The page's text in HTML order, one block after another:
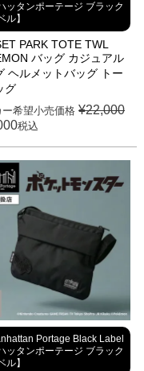
ッタンポーテージ ブラック
ル】
PARK TOTE TWL
バッグ カジュアル
ヘルメットバッグ トー
グ
ー希望小売価格 ¥22,000
税込
Portage Black Label
ッタンポーテージ ブラック
ル】